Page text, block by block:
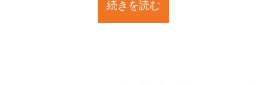
続きを読む